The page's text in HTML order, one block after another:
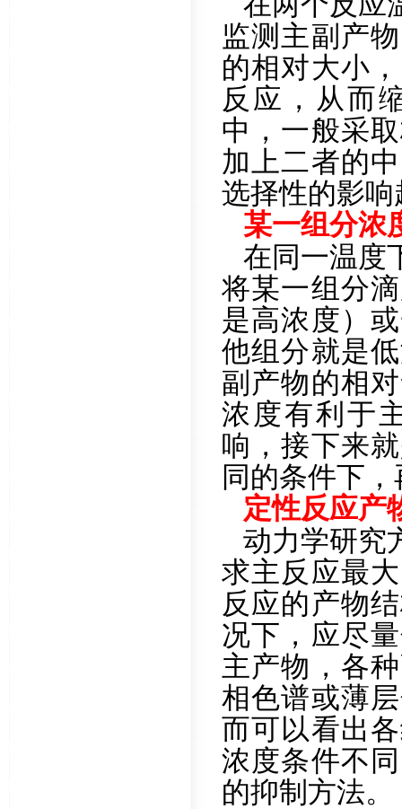
监测主副产
的相对大小
反应，从而
中，一般采
加上二者的
选择性的影响
某一组分浓
在同一温度
将某一组分
是高浓度）
他组分就是
副产物的相
浓度有利于
响，接下来
同的条件下
定性反应产
动力学研究
求主反应最
反应的产物
况下，应尽
主产物，各
相色谱或薄
而可以看出
浓度条件不
的抑制方法。